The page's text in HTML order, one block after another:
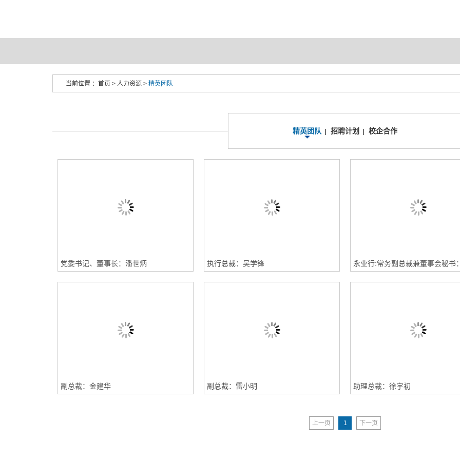
当前位置 ： 首页 > 人力资源 > 精英团队
精英团队 招聘计划 校企合作
党委书记、董事长：潘世炳 执行总裁：吴学锋
副总裁：金建华 副总裁：雷小明 助理总裁：徐宇初
上一页 1 下一页